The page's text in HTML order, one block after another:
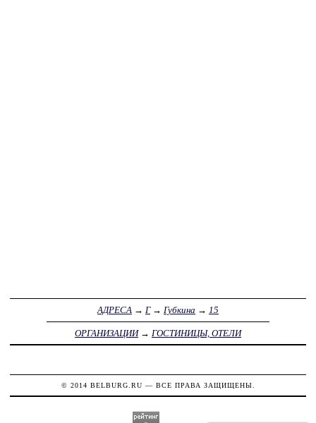
АДРЕСА → Г→ Губкина → 15
ОРГАНИЗАЦИИ→ ГОСТИНИЦЫ, ОТЕЛИ
© 2014 BELBURG.RU — ВСЕ ПРАВА ЗАЩИЩЕНЫ.